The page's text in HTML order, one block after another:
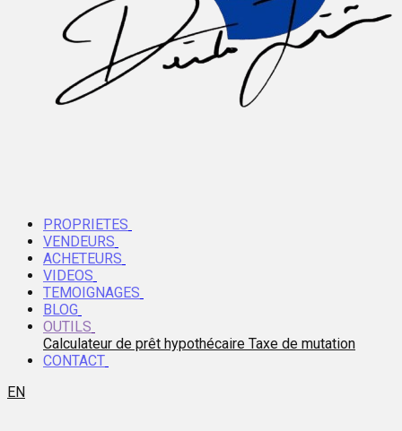
PROPRIETES
VENDEURS
ACHETEURS
VIDEOS
TEMOIGNAGES
BLOG
OUTILS
Calculateur de prêt hypothécaire Taxe de mutation
CONTACT
EN